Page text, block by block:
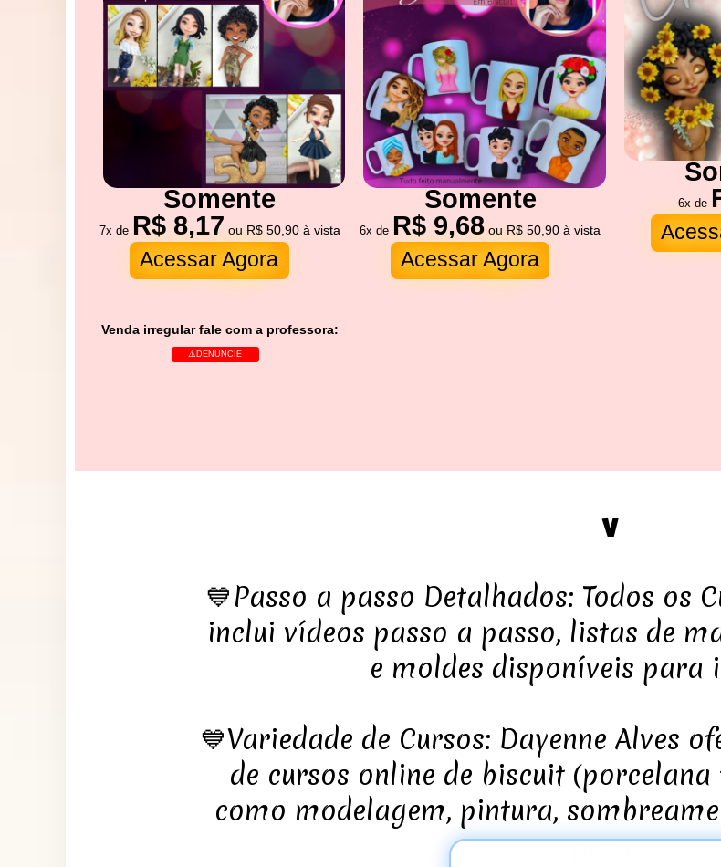
Somente
7x de R$ 8,17 ou R$ 50,90 à vista
Acessar Agora
Venda irregular fale com a professora:
⚠️DENUNCIE
Somente
6x de R$ 9,68 ou R$ 50,90 à vista
Acessar Agora
6x de
Vantagens E Dúv
💙Passo a passo Detalhados: Todos os
inclui vídeos passo a passo, listas de
e moldes disponíveis para
💙Variedade de Cursos: Dayenne Alves
de cursos online de biscuit
como modelagem, pintura,
peças.